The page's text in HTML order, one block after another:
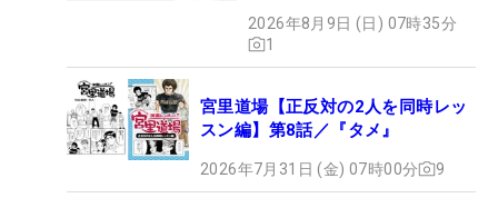
2026年8月9日 (日) 07時35分
1
宮里道場【正反対の2人を同時レッ
スン編】第8話／『タメ』
2026年7月31日 (金) 07時00分 9